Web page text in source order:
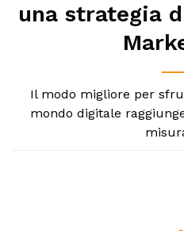
una strategia
Il modo migliore per
mondo digitale